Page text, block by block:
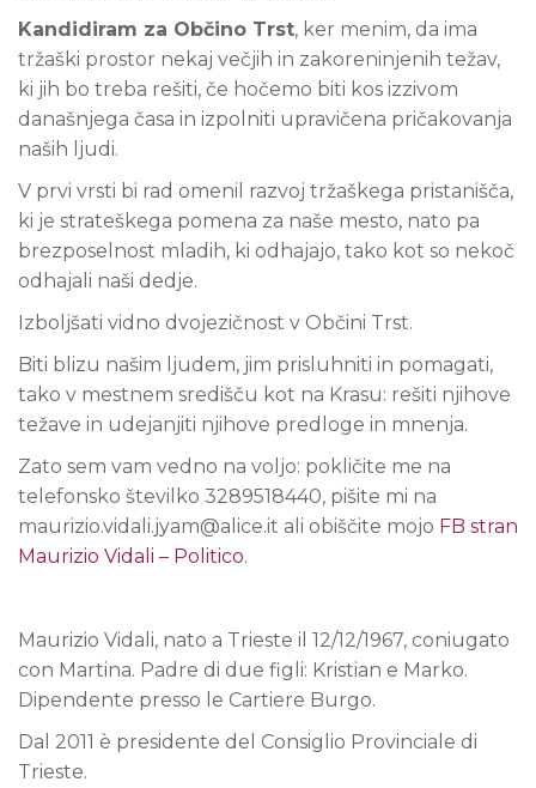
Kandidiram za Občino Trst, ker menim, da ima
tržaški prostor nekaj večjih in zakoreninjenih težav,
ki jih bo treba rešiti, če hočemo biti kos izzivom
današnjega časa in izpolniti upravičena pričakovanja
naših ljudi.
V prvi vrsti bi rad omenil razvoj tržaškega pristanišča,
ki je strateškega pomena za naše mesto, nato pa
brezposelnost mladih, ki odhajajo, tako kot so nekoč
odhajali naši dedje.
Izboljšati vidno dvojezičnost v Občini Trst.
Biti blizu našim ljudem, jim prisluhniti in pomagati,
tako v mestnem središču kot na Krasu: rešiti njihove
težave in udejanjiti njihove predloge in mnenja.
Zato sem vam vedno na voljo: pokličite me na
telefonsko številko 3289518440, pišite mi na
maurizio.vidali.jyam@alice.it ali obiščite mojo FB stran
Maurizio Vidali – Politico.
Maurizio Vidali, nato a Trieste il 12/12/1967, coniugato
con Martina. Padre di due figli: Kristian e Marko.
Dipendente presso le Cartiere Burgo.
Dal 2011 è presidente del Consiglio Provinciale di
Trieste.